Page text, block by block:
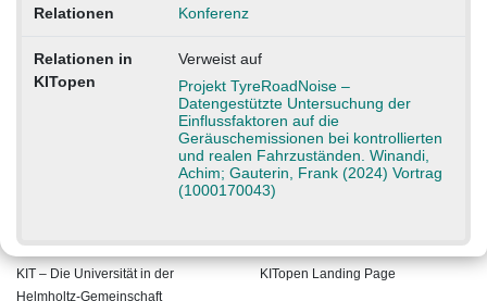
Relationen
Konferenz
Relationen in
KITopen
Verweist auf
Projekt TyreRoadNoise –
Datengestützte Untersuchung der
Einflussfaktoren auf die
Geräuschemissionen bei kontrollierten
und realen Fahrzuständen. Winandi,
Achim; Gauterin, Frank (2024) Vortrag
(1000170043)
KIT – Die Universität in der
Helmholtz-Gemeinschaft
KITopen Landing Page